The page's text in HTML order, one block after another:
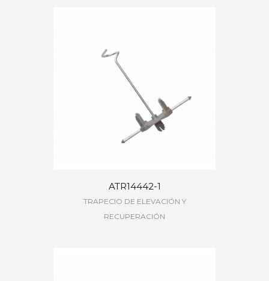
ATR14442-1
TRAPECIO DE ELEVACIÓN Y
RECUPERACIÓN